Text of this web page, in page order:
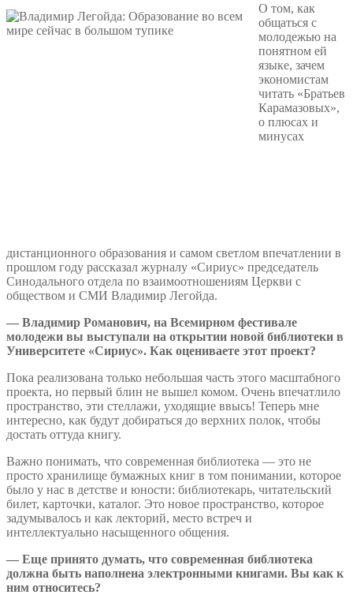
О том, как
общаться с
молодежью на
понятном ей
языке, зачем
экономистам
читать «Братьев
Карамазовых»,
о плюсах и
минусах
дистанционного образования и самом светлом впечатлении в
прошлом году рассказал журналу «Сириус» председатель
Синодального отдела по взаимоотношениям Церкви с
обществом и СМИ Владимир Легойда.
— Владимир Романович, на Всемирном фестивале
молодежи вы выступали на открытии новой библиотеки в
Университете «Сириус». Как оцениваете этот проект?
Пока реализована только небольшая часть этого масштабного
проекта, но первый блин не вышел комом. Очень впечатлило
пространство, эти стеллажи, уходящие ввысь! Теперь мне
интересно, как будут добираться до верхних полок, чтобы
достать оттуда книгу.
Важно понимать, что современная библиотека — это не
просто хранилище бумажных книг в том понимании, которое
было у нас в детстве и юности: библиотекарь, читательский
билет, карточки, каталог. Это новое пространство, которое
задумывалось и как лекторий, место встреч и
интеллектуально насыщенного общения.
— Еще принято думать, что современная библиотека
должна быть наполнена электронными книгами. Вы как к
ним относитесь?